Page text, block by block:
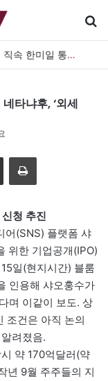
타냐후, ‘외세
이메일 인쇄
신청 추진
어(SNS) 플랫폼 샤
위한 기업공개(IPO)
일(현지시간) 블룸
인용해 샤오훙수가
며 이같이 보도. 상
조건은 아직 논의
려졌음.
약 170억달러(약
년 9월 주주들의 지